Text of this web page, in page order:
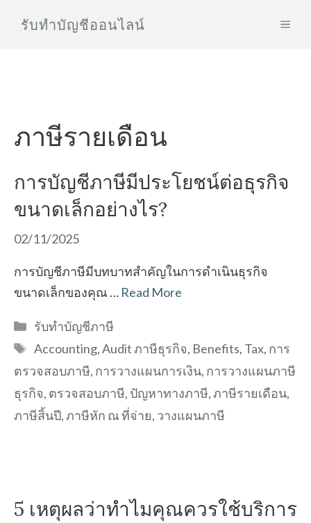
รับทําบัญชีออนไลน์
ภาษีรายเดือน
การบัญชีภาษีมีประโยชน์ต่อธุรกิจ
ขนาดเล็กอย่างไร?
02/11/2025
การบัญชีภาษีมีบทบาทสำคัญในการดำเนินธุรกิจ
ขนาดเล็กของคุณ … Read More
Categories
รับทำบัญชีภาษี
Tags
Accounting,Audit ภาษีธุรกิจ, Benefits, Tax, การ
ตรวจสอบภาษี, การวางแผนการเงิน, การวางแผนภาษี
ธุรกิจ, ตรวจสอบภาษี, ปัญหาทางภาษี,ภาษีรายเดือน,
ภาษีสิ้นปี,ภาษีหัก ณ ที่จ่าย, วางแผนภาษี
5 เหตุผลว่าทำไมคุณควรใช้บริการ